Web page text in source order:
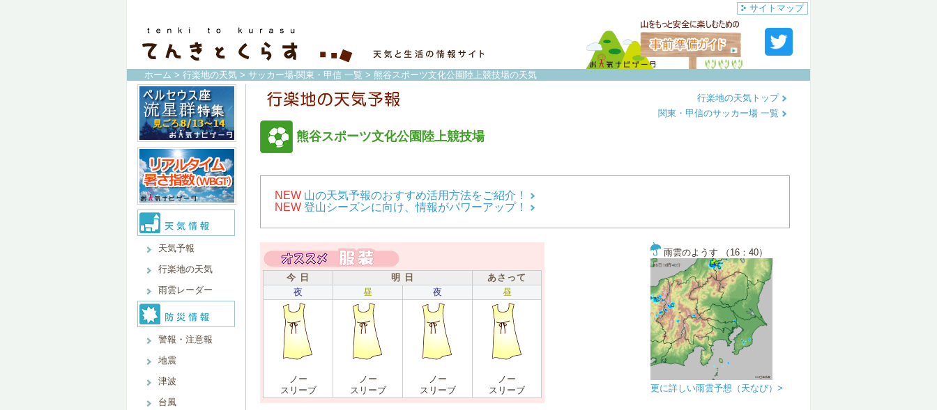
サイトマップ
ホーム > 行楽地の天気 > サッカー場-関東・甲信 一覧 > 熊谷スポーツ文化公園陸上競技場の天気
天気予報
行楽地の天気
雨雲レーダー
警報・注意報
地震
津波
台風
熊谷スポーツ文化公園陸上競技場
行楽地の天気トップ
関東・甲信のサッカー場 一覧
NEW 山の天気予報のおすすめ活用方法をご紹介！
NEW 登山シーズンに向け、情報がパワーアップ！
今 日 明 日
あさって
夜
昼 夜 昼
ノー
スリーブ
ノー
スリーブ
ノー
スリーブ
ノー
スリーブ
雨雲のようす （16：40）
更に詳しい雨雲予想（天なび）>